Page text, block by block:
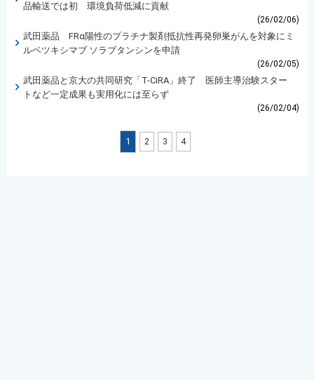
品輸送では初 環境負荷低減に貢献
(26/02/06)
武田薬品 FRα陽性のプラチナ製剤抵抗性再発卵巣がんを対象にミ
ルベツキシマブ ソラブタンシンを申請
(26/02/05)
武田薬品と京大の共同研究「T-CiRA」終了 医師主導治験スター
トなど一定成果も実用化には至らず
(26/02/04)
1 2 3 4